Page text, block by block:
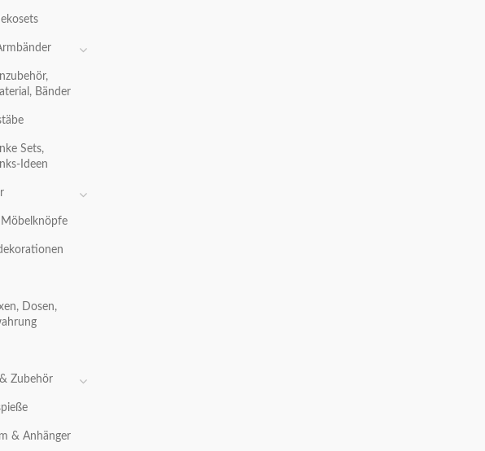
Bänder
Sets,
Ideen
Möbelknöpfe
Dosen,
Zubehör
& Anhänger